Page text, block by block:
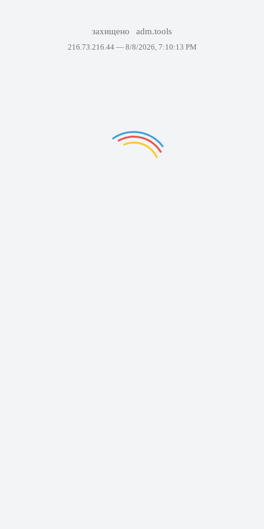
захищено adm.tools
216.73.216.44 — 8/8/2026, 7:10:13 PM